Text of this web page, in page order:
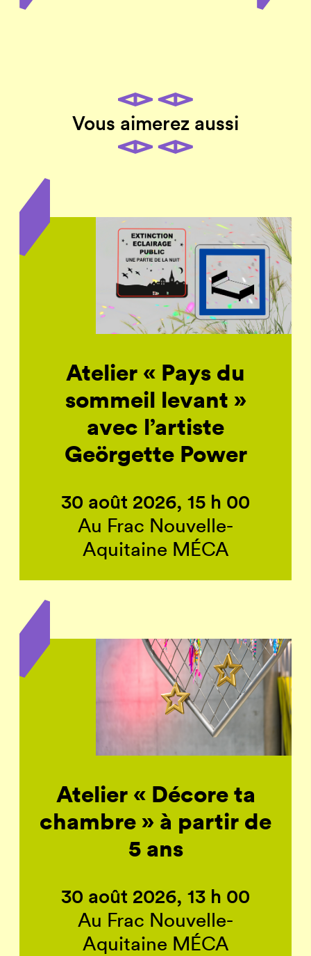
Vous aimerez aussi
Atelier « Pays du
sommeil levant »
avec l’artiste
Geörgette Power
30 août 2026, 15 h 00
Au Frac Nouvelle-
Aquitaine MÉCA
Atelier « Décore ta
chambre » à partir de
5 ans
30 août 2026, 13 h 00
Au Frac Nouvelle-
Aquitaine MÉCA